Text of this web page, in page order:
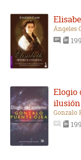
Ángeles
Elogio
ilusión
Gonzalo